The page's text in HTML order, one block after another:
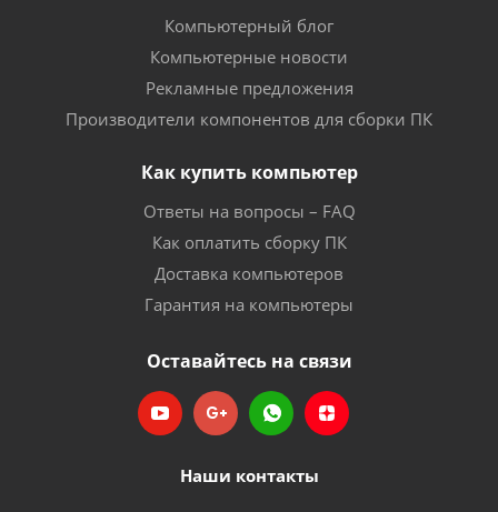
Компьютерный блог
Компьютерные новости
Рекламные предложения
Производители компонентов для сборки ПК
Как купить компьютер
Ответы на вопросы – FAQ
Как оплатить сборку ПК
Доставка компьютеров
Гарантия на компьютеры
Оставайтесь на связи
Наши контакты